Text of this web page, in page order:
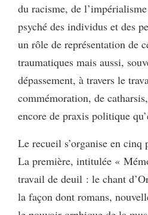
du racisme, de
psyché des individus et des
un rôle de représentation de
traumatiques mais aussi,
dépassement, à travers le
commémoration, de
encore de praxis politique
Le recueil s’organise en cinq
La première, intitulée «
travail de deuil : le chant
la façon dont romans,